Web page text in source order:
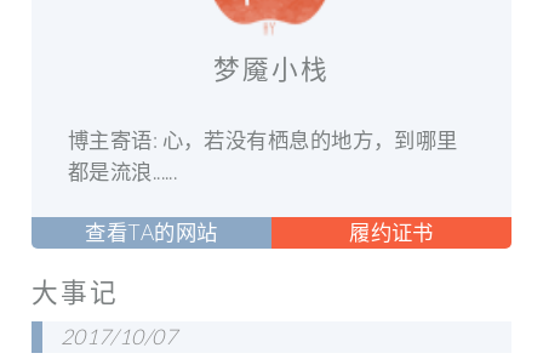
梦魇小栈
博主寄语: 心，若没有栖息的地方，到哪里
都是流浪......
查看TA的网站 履约证书
大事记
2017/10/07